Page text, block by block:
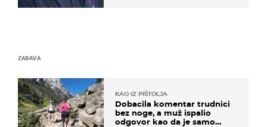
ZABAVA
KAO IZ PIŠTOLJA
Dobacila komentar trudnici
bez noge, a muž ispalio
odgovor kao da je samo